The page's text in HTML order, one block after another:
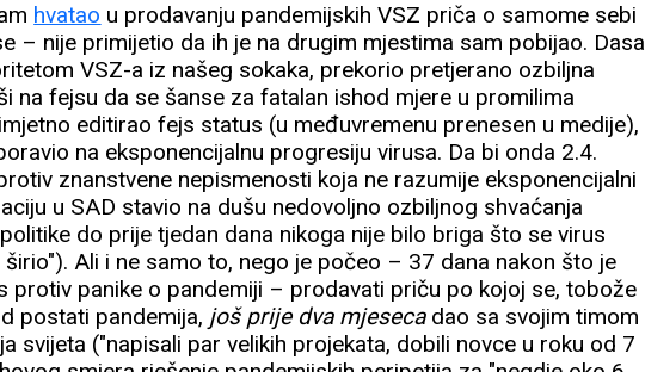
hvatao u prodavanju pandemijskih VSZ priča o samome sebi
– nije primijetio da ih je na drugim mjestima sam pobijao. Dasa
VSZ-a iz našeg sokaka, prekorio pretjerano ozbiljna
na fejsu da se šanse za fatalan ishod mjere u promilima
editirao fejs status (u međuvremenu prenesen u medije),
na eksponencijalnu progresiju virusa. Da bi onda 2.4.
znanstvene nepismenosti koja ne razumije eksponencijalni
u SAD stavio na dušu nedovoljno ozbiljnog shvaćanja
do prije tjedan dana nikoga nije bilo briga što se virus
Ali i ne samo to, nego je počeo – 37 dana nakon što je
protiv panike o pandemiji – prodavati priču po kojoj se, tobože
postati pandemija, još prije dva mjesecadao sa svojim timom
svijeta ("napisali par velikih projekata, dobili novce u roku od 7